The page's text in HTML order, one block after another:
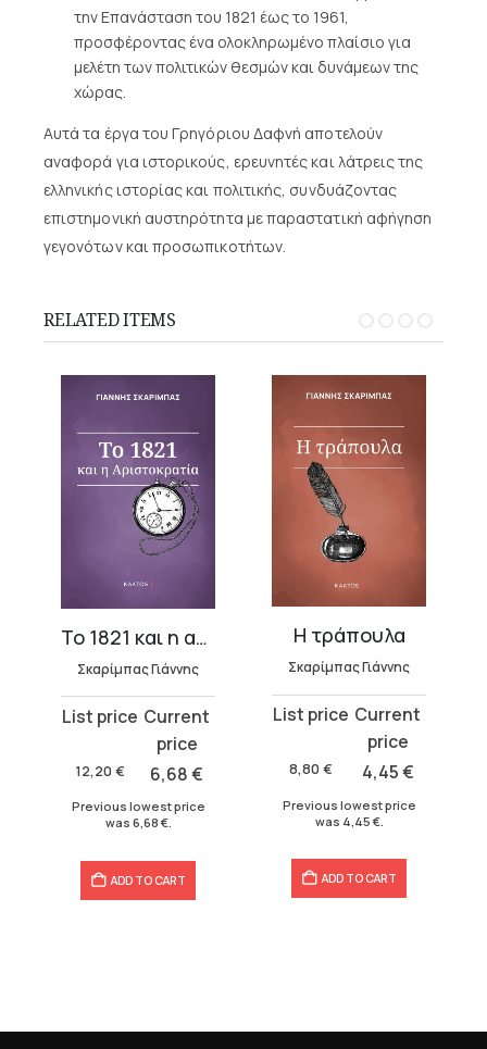
την Επανάσταση του 1821 έως το 1961,
προσφέροντας ένα ολοκληρωμένο πλαίσιο για
μελέτη των πολιτικών θεσμών και δυνάμεων της
χώρας.
Αυτά τα έργα του Γρηγόριου Δαφνή αποτελούν
αναφορά για ιστορικούς, ερευνητές και λάτρεις της
ελληνικής ιστορίας και πολιτικής, συνδυάζοντας
επιστημονική αυστηρότητα με παραστατική αφήγηση
γεγονότων και προσωπικοτήτων.
RELATED ITEMS
Το 1821 και η αριστοκρατία του
Σκαρίμπας Γιάννης
12,20 €
Original
was:
12,20 €.
6,68€
Current
is:
6,68 €.
Previous lowest price
was 6,68 €.
ADD TO CART
Η τράπουλα
Σκαρίμπας Γιάννης
8,80 €
Original
was:
8,80 €.
4,45€
Current
is:
4,45 €.
Previous lowest price
was 4,45 €.
ADD TO CART